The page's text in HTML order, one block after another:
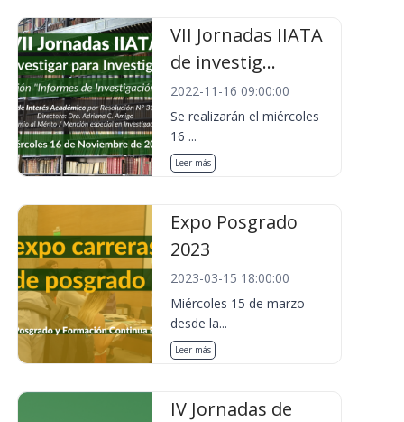
VII Jornadas IIATA
de investig...
2022-11-16 09:00:00
Se realizarán el miércoles
16 ...
Leer más
Expo Posgrado
2023
2023-03-15 18:00:00
Miércoles 15 de marzo
desde la...
Leer más
IV Jornadas de